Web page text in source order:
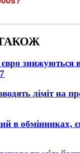
знижуються
ліміт на
в обмінниках,